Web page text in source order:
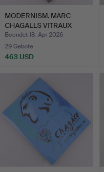
MODERNISM. MARC
CHAGALLS VITRAUX
POUR JERU…
Beendet 18. Apr 2026
29 Gebote
463 USD